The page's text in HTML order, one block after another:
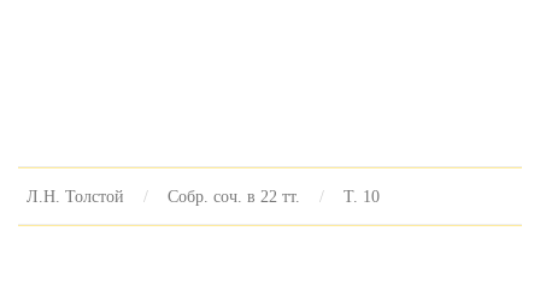
Л.Н. Толстой Собр. соч. в 22 тт. Т. 10